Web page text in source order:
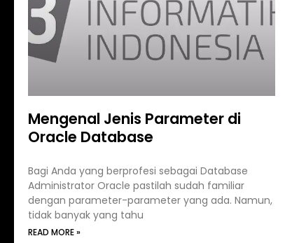
Mengenal Jenis Parameter di
Oracle Database
Bagi Anda yang berprofesi sebagai Database
Administrator Oracle pastilah sudah familiar
dengan parameter-parameter yang ada. Namun,
tidak banyak yang tahu
READ MORE »